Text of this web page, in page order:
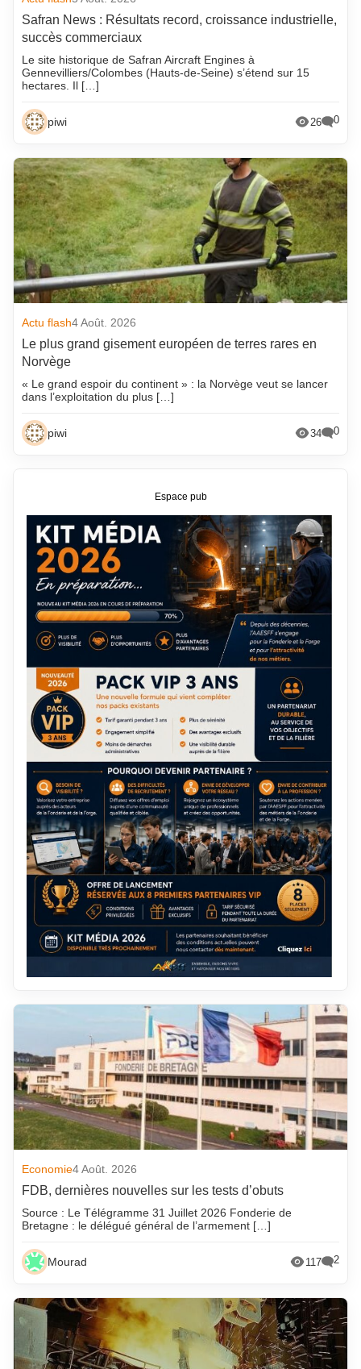
Safran News : Résultats record, croissance industrielle,
succès commerciaux
Le site historique de Safran Aircraft Engines à
Gennevilliers/Colombes (Hauts-de-Seine) s’étend sur 15
hectares. Il […]
piwi 26 0
Actu flash4 Août. 2026
Le plus grand gisement européen de terres rares en
Norvège
« Le grand espoir du continent » : la Norvège veut se lancer
dans l’exploitation du plus […]
piwi 34 0
Economie4 Août. 2026
FDB, dernières nouvelles sur les tests d’obuts
Source : Le Télégramme 31 Juillet 2026 Fonderie de
Bretagne : le délégué général de l’armement […]
Mourad 117 2
Espace pub